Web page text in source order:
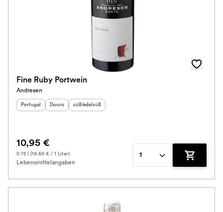
Fine Ruby Portwein
Andresen
Herkunftsland:
Portugal Herkunftsregion:
Douro Geschmack:
süß/edelsüß
10,95 €
0.75 l (14.60 € / 1 Liter)
Lebensmittelangaben
1
Zum